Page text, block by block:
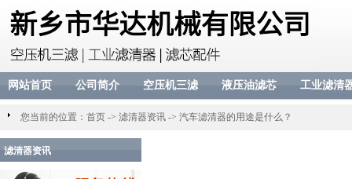
网站首页 公司简介 空压机三滤 液压油滤芯 工业滤清
您当前的位置： 首页 -> 滤清器资讯 -> 汽车滤清器的用途是什么？
滤清器资讯